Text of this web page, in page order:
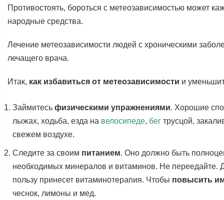
Противостоять, бороться с метеозависимостью может
народные средства.
Лечение метеозависимости людей с хроническими
лечащего врача.
Итак, как избавиться от метеозависимости и
Займитесь физическими упражнениями. Хорошие
лыжах, ходьба, езда на велосипеде, бег трусцой,
свежем воздухе.
Следите за своим питанием. Оно должно быть
необходимых минералов и витаминов. Не
пользу принесет витаминотерапия. Чтобы повысить
чеснок, лимоны и мед.